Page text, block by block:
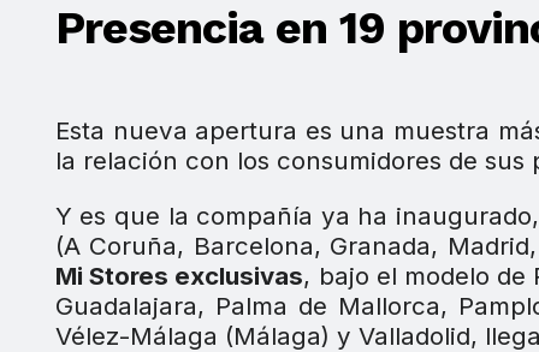
Presencia en 19
Esta nueva apertura es una muestra
la relación con los consumidores de sus
Y es que la compañía ya ha
(A Coruña, Barcelona, Granada,
Mi Stores exclusivas, bajo el modelo
Guadalajara, Palma de Mallorca,
Vélez-Málaga (Málaga) y Valladolid,